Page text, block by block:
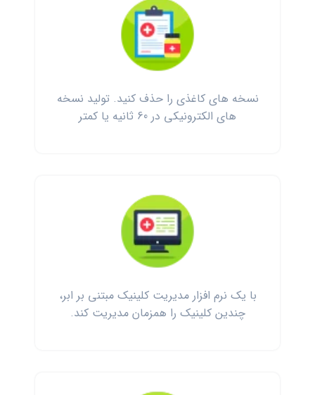
نسخه‌ های کاغذی را حذف کنید. تولید نسخه
های الکترونیکی در 60 ثانیه یا کمتر
با یک نرم افزار مدیریت کلینیک مبتنی بر ابر،
چندین کلینیک را همزمان مدیریت کند.